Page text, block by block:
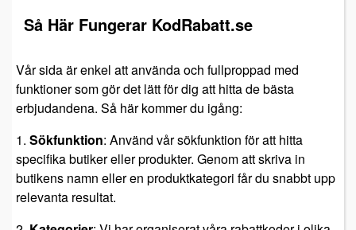
Så Här Fungerar KodRabatt.se
Vår sida är enkel att använda och fullproppad med
funktioner som gör det lätt för dig att hitta de bästa
erbjudandena. Så här kommer du igång:
1. Sökfunktion: Använd vår sökfunktion för att hitta
specifika butiker eller produkter. Genom att skriva in
butikens namn eller en produktkategori får du snabbt upp
relevanta resultat.